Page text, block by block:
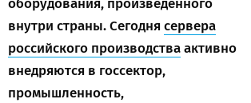
оборудования, произведенного
внутри страны. Сегоднясервера
российского производстваактивно
внедряются в госсектор,
промышленность,